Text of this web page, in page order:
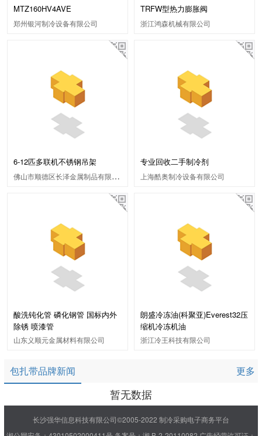
MTZ160HV4AVE
郑州银河制冷设备有限公司
TRFW型热力膨胀阀
浙江鸿森机械有限公司
6-12匹多联机不锈钢吊架
佛山市顺德区长泽金属制品有限公司
专业回收二手制冷剂
上海酷奥制冷设备有限公司
酸洗钝化管 磷化钢管 国标内外
除锈 喷漆管
山东义顺元金属材料有限公司
朗盛冷冻油(科聚亚)Everest32压
缩机冷冻机油
浙江冷王科技有限公司
包扎带品牌新闻 更多
暂无数据
长沙强华信息科技有限公司©2005-2022 制冷采购电子商务平台